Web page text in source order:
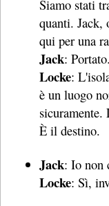
Siamo stati
quanti. Jack,
qui per una
Jack:
Locke:
è un luogo
sicuramente.
È il destino.
Jack: Io non
Locke: Sì,